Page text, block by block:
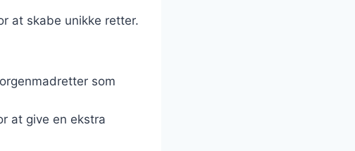
at skabe unikke retter.
som
at give en ekstra